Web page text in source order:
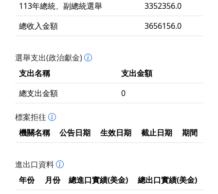
113年總統、副總統選舉
3352356.0
總收入金額
3656156.0
選舉支出(政治獻金)
支出名稱
支出金額
總支出金額
0
標案拒往
機關名稱
公告日期 生效日期 截止日期 期間
進出口資料
年份
月份 總進口實績(美金)
總出口實績(美金)